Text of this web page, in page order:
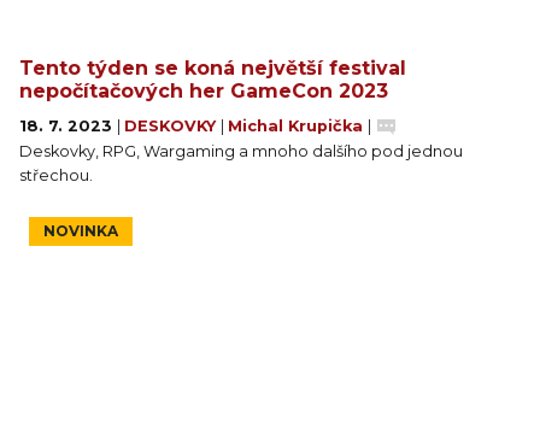
Tento týden se koná největší festival
nepočítačových her GameCon 2023
18. 7. 2023 DESKOVKY Michal Krupička
Deskovky, RPG, Wargaming a mnoho dalšího pod jednou
střechou.
NOVINKA